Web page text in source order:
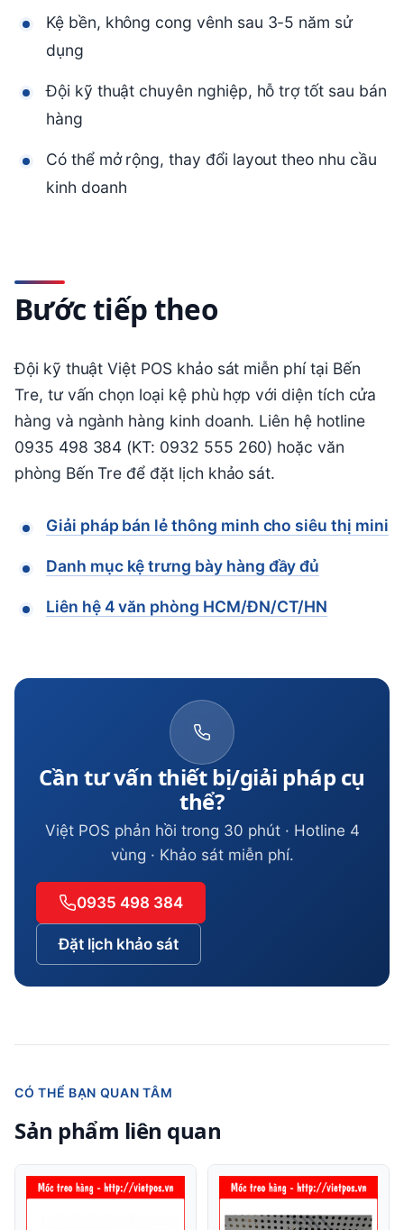
Kệ bền, không cong vênh sau 3-5 năm sử
dụng
Đội kỹ thuật chuyên nghiệp, hỗ trợ tốt sau bán
hàng
Có thể mở rộng, thay đổi layout theo nhu cầu
kinh doanh
Bước tiếp theo
Đội kỹ thuật Việt POS khảo sát miễn phí tại Bến
Tre, tư vấn chọn loại kệ phù hợp với diện tích cửa
hàng và ngành hàng kinh doanh. Liên hệ hotline
0935 498 384 (KT: 0932 555 260) hoặc văn
phòng Bến Tre để đặt lịch khảo sát.
Giải pháp bán lẻ thông minh cho siêu thị mini
Danh mục kệ trưng bày hàng đầy đủ
Liên hệ 4 văn phòng HCM/ĐN/CT/HN
Cần tư vấn thiết bị/giải pháp cụ
thể?
Việt POS phản hồi trong 30 phút · Hotline 4
vùng · Khảo sát miễn phí.
0935 498 384
Đặt lịch khảo sát
CÓ THỂ BẠN QUAN TÂM
Sản phẩm liên quan